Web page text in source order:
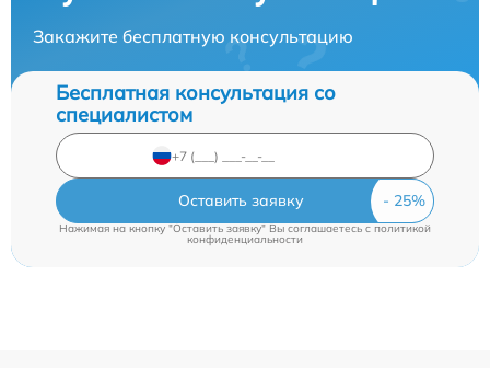
Закажите бесплатную консультацию
Бесплатная консультация со
специалистом
Оставить заявку
Нажимая на кнопку "Оставить заявку" Вы соглашаетесь cполитикой
конфиденциальности